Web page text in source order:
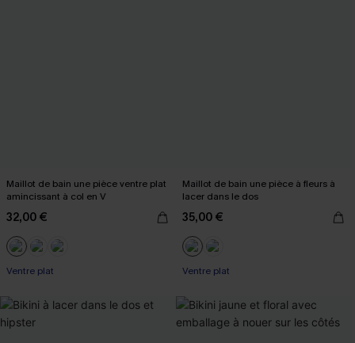
Maillot de bain une pièce ventre plat
amincissant à col en V
32,00 €
Ventre plat
Maillot de bain une pièce à fleurs à
lacer dans le dos
35,00 €
Ventre plat